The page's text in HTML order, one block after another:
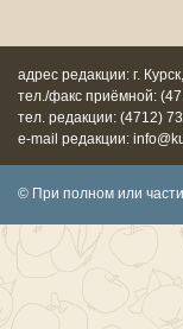
адрес редакции: г.
тел./факс приёмной:
тел. редакции: (4712)
e-mail редакции:
© При полном или